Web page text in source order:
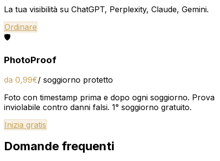
La tua visibilità su ChatGPT, Perplexity, Claude, Gemini.
Ordinare
🛡️
PhotoProof
da 0,99€/ soggiorno protetto
Foto con timestamp prima e dopo ogni soggiorno. Prova
inviolabile contro danni falsi. 1° soggiorno gratuito.
Inizia gratis
Domande frequenti